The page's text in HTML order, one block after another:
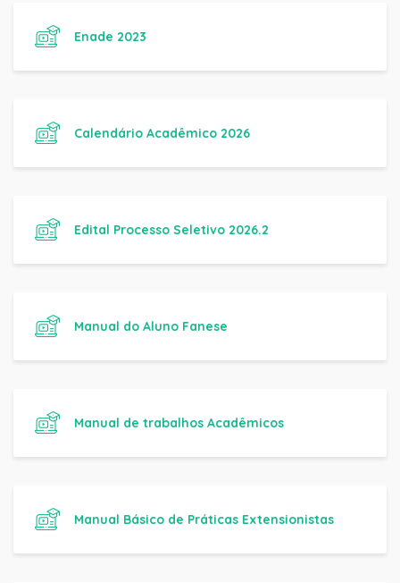
Enade 2023
Calendário Acadêmico 2026
Edital Processo Seletivo 2026.2
Manual do Aluno Fanese
Manual de trabalhos Acadêmicos
Manual Básico de Práticas Extensionistas